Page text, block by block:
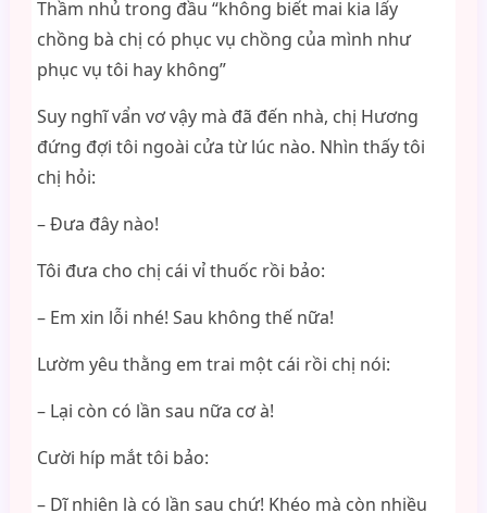
Thầm nhủ trong đầu “không biết mai kia lấy
chồng bà chị có phục vụ chồng của mình như
phục vụ tôi hay không”
Suy nghĩ vẩn vơ vậy mà đã đến nhà, chị Hương
đứng đợi tôi ngoài cửa từ lúc nào. Nhìn thấy tôi
chị hỏi:
– Đưa đây nào!
Tôi đưa cho chị cái vỉ thuốc rồi bảo:
– Em xin lỗi nhé! Sau không thế nữa!
Lườm yêu thằng em trai một cái rồi chị nói:
– Lại còn có lần sau nữa cơ à!
Cười híp mắt tôi bảo:
– Dĩ nhiên là có lần sau chứ! Khéo mà còn nhiều